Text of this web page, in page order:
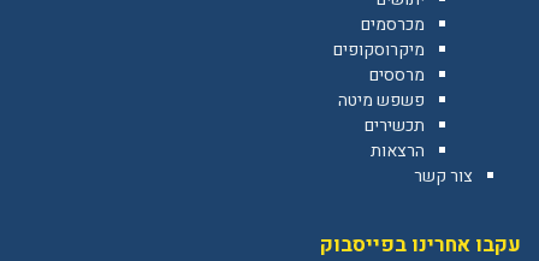
מכרסמים
מיקרוסקופים
מרססים
פשפש מיטה
תכשירים
הרצאות
צור קשר
עקבו אחרינו בפייסבוק